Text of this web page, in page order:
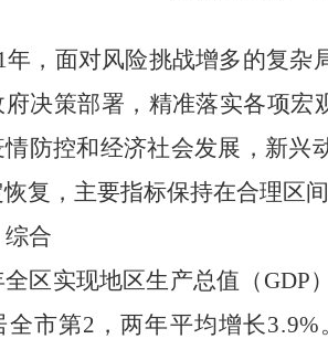
年，面对风险挑战增多的复杂
决策部署，精准落实各项
防控和经济社会发展，新兴
复，主要指标保持在合理区
综合
全区实现地区生产总值 （ GDP
全市第2 ，两年平均增长3.9%